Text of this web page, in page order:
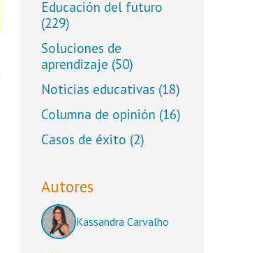
Educación del futuro
(229)
Soluciones de
aprendizaje (50)
Noticias educativas (18)
Columna de opinión (16)
Casos de éxito (2)
Autores
Kassandra Carvalho